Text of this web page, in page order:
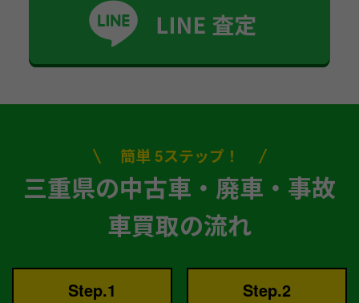
簡単 5ステップ！
三重県の中古車・廃車・事故
車買取の流れ
Step.1 Step.2